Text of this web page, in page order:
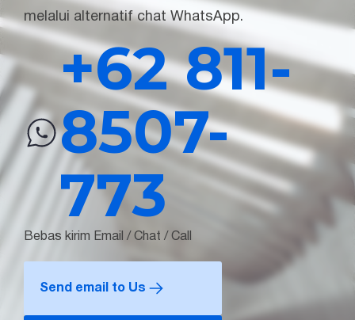
melalui alternatif chat WhatsApp.
+62 811-
8507-
773
Bebas kirim Email / Chat / Call
Send email to Us